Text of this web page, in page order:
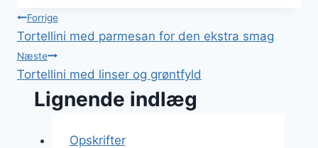
Indlægsnavigation
Forrige
Tortellini med parmesan for den ekstra smag
Næste
Tortellini med linser og grøntfyld
Lignende indlæg
Opskrifter